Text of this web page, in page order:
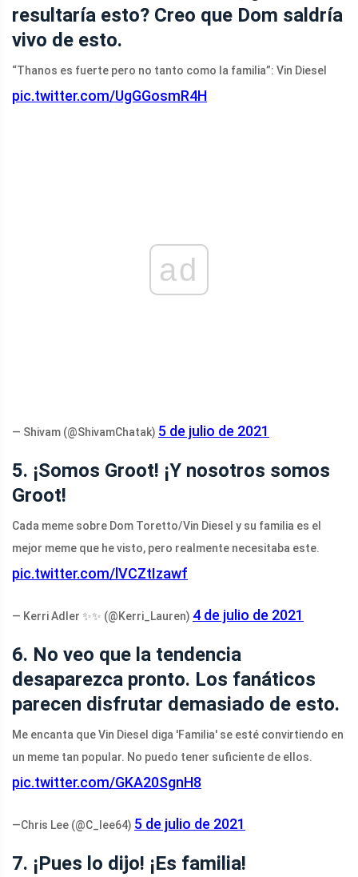
resultaría esto? Creo que Dom saldría
vivo de esto.
“Thanos es fuerte pero no tanto como la familia”: Vin Diesel
pic.twitter.com/UgGGosmR4H
ad
— Shivam (@ShivamChatak) 5 de julio de 2021
5. ¡Somos Groot! ¡Y nosotros somos
Groot!
Cada meme sobre Dom Toretto/Vin Diesel y su familia es el
mejor meme que he visto, pero realmente necesitaba este.
pic.twitter.com/lVCZtIzawf
— Kerri Adler ✨✨ (@Kerri_Lauren) 4 de julio de 2021
6. No veo que la tendencia
desaparezca pronto. Los fanáticos
parecen disfrutar demasiado de esto.
Me encanta que Vin Diesel diga 'Familia' se esté convirtiendo en
un meme tan popular. No puedo tener suficiente de ellos.
pic.twitter.com/GKA20SgnH8
—Chris Lee (@C_lee64) 5 de julio de 2021
7. ¡Pues lo dijo! ¡Es familia!